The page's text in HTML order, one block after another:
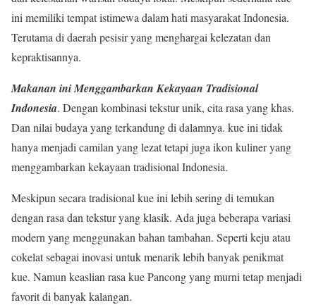
ini memiliki tempat istimewa dalam hati masyarakat Indonesia.
Terutama di daerah pesisir yang menghargai kelezatan dan
kepraktisannya.
Makanan ini Menggambarkan Kekayaan Tradisional
Indonesia. Dengan kombinasi tekstur unik, cita rasa yang khas.
Dan nilai budaya yang terkandung di dalamnya. kue ini tidak
hanya menjadi camilan yang lezat tetapi juga ikon kuliner yang
menggambarkan kekayaan tradisional Indonesia.
Meskipun secara tradisional kue ini lebih sering di temukan
dengan rasa dan tekstur yang klasik. Ada juga beberapa variasi
modern yang menggunakan bahan tambahan. Seperti keju atau
cokelat sebagai inovasi untuk menarik lebih banyak penikmat
kue. Namun keaslian rasa kue Pancong yang murni tetap menjadi
favorit di banyak kalangan.